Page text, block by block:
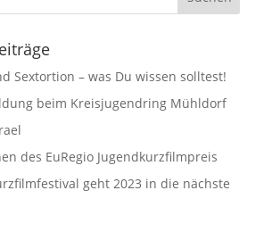
Sextortion – was Du wissen solltest!
beim Kreisjugendring Mühldorf
des EuRegio Jugendkurzfilmpreis
geht 2023 in die nächste